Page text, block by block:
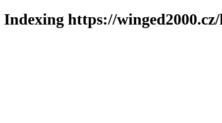
Indexing https://